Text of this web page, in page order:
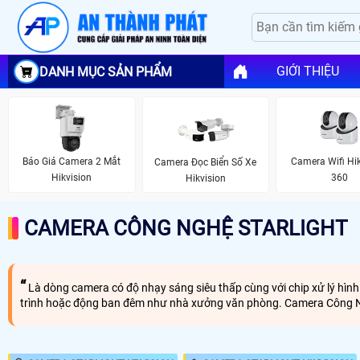
DANH MỤC SẢN PHẨM GIỚI THIỆU
Báo Giá Camera 2 Mắt
Hikvision
Camera Đọc Biển Số Xe
Hikvision
Camera Wifi
360
CAMERA CÔNG NGHỆ STARLIGHT
Là dòng camera có độ nhạy sáng siêu thấp cùng với chip xử lý
trình hoặc động ban đêm như nhà xưởng văn phòng. Camera